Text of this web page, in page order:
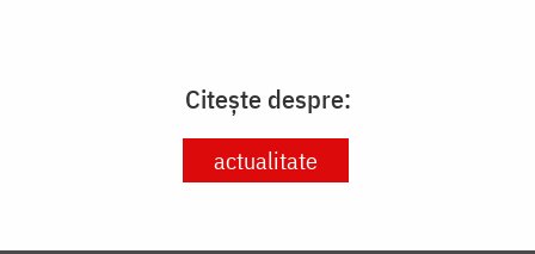
Citește despre:
actualitate